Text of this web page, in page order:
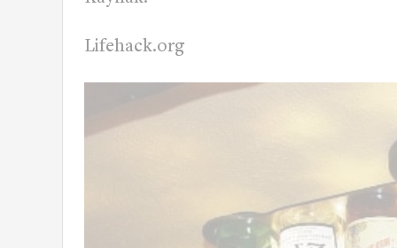
Lifehack.org